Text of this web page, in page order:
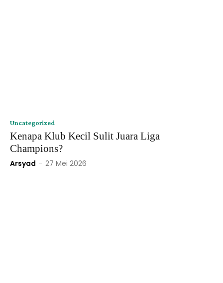
Uncategorized
Kenapa Klub Kecil Sulit Juara Liga
Champions?
Arsyad - 27 Mei 2026